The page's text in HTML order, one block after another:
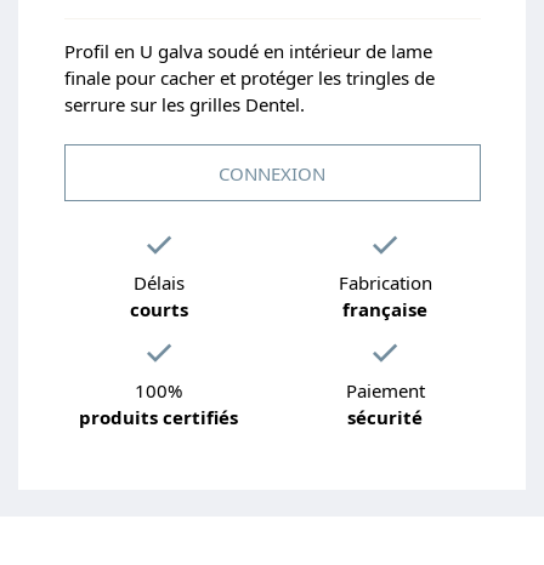
Profil en U galva soudé en intérieur de lame
finale pour cacher et protéger les tringles de
serrure sur les grilles Dentel.
CONNEXION
Délais
courts
Fabrication
française
100%
produits certifiés
Paiement
sécurité